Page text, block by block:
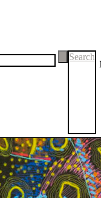
Search